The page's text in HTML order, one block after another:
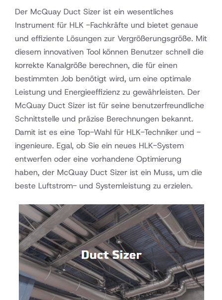
Der McQuay Duct Sizer ist ein wesentliches
Instrument für HLK -Fachkräfte und bietet genaue
und effiziente Lösungen zur Vergrößerungsgröße. Mit
diesem innovativen Tool können Benutzer schnell die
korrekte Kanalgröße berechnen, die für einen
bestimmten Job benötigt wird, um eine optimale
Leistung und Energieeffizienz zu gewährleisten. Der
McQuay Duct Sizer ist für seine benutzerfreundliche
Schnittstelle und präzise Berechnungen bekannt.
Damit ist es eine Top-Wahl für HLK-Techniker und -
ingenieure. Egal, ob Sie ein neues HLK-System
entwerfen oder eine vorhandene Optimierung
haben, der McQuay Duct Sizer ist ein Muss, um die
beste Luftstrom- und Systemleistung zu erzielen.